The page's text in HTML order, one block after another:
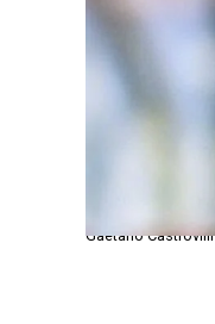
Gaetano Castrovilli